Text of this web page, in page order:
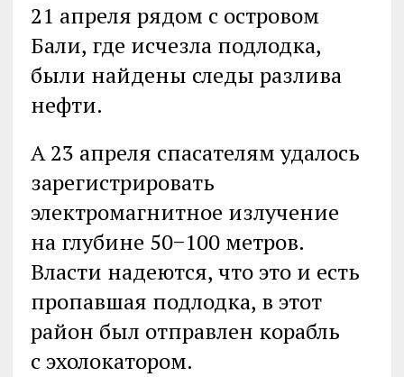
21 апреля рядом с островом
Бали, где исчезла подлодка,
были найдены следы разлива
нефти.
А 23 апреля спасателям удалось
зарегистрировать
электромагнитное излучение
на глубине 50−100 метров.
Власти надеются, что это и есть
пропавшая подлодка, в этот
район был отправлен корабль
с эхолокатором.